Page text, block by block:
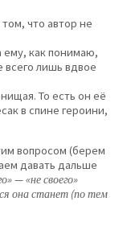
что автор не
ему, как понимаю,
всего лишь вдвое
То есть он её
в спине героини,
вопросом (берем
давать дальше
— «не своего»
она станет (по тем